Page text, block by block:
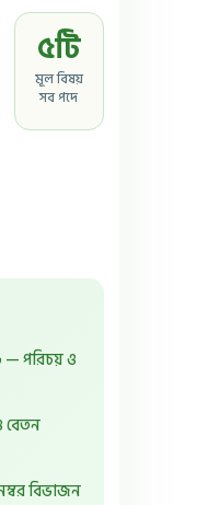
৫টি
মূল বিষয়
সব পদে
— পরিচয় ও
বেতন
বিভাজন